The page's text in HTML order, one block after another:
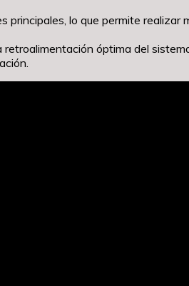
lo que permite realizar
óptima del